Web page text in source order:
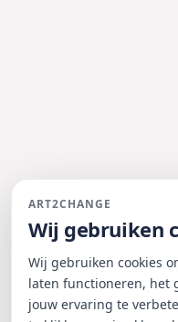
ART2CHANGE
Wij gebruiken
Wij gebruiken cookies
laten functioneren, het
jouw ervaring te